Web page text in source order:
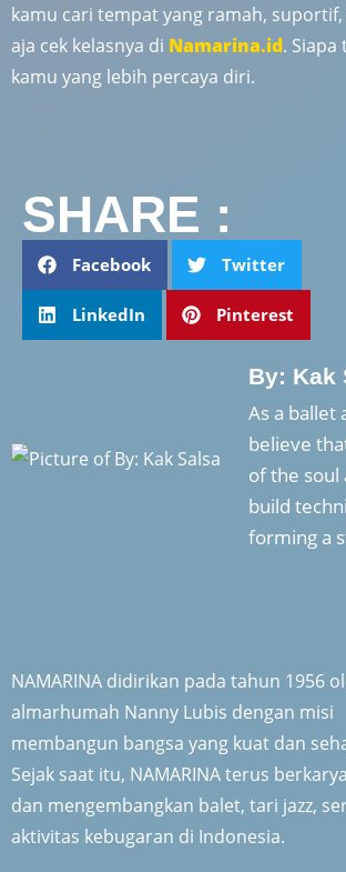
kamu cari tempat yang ramah,
aja cek kelasnya di Namarina.id.
kamu yang lebih percaya diri.
SHARE :
Facebook Twitter
LinkedIn Pinterest
By: Kak
As a ballet
believe
of the soul
build
forming a
NAMARINA didirikan pada tahun 1956
almarhumah Nanny Lubis dengan misi
membangun bangsa yang kuat dan
Sejak saat itu, NAMARINA terus berkarya
dan mengembangkan balet, tari jazz,
aktivitas kebugaran di Indonesia.